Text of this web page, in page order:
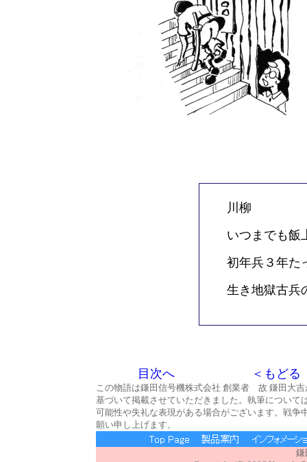
川柳
いつまでも飯
初年兵３年た
生き地獄古兵
目次へ ＜もどる
この物語は鎌田信号機株式会社 創業者 故 鎌田大
基づいて掲載させていただきました。執筆につい
可能性や失礼な表現がある場合がございます。戦
願い申し上げます。
鎌